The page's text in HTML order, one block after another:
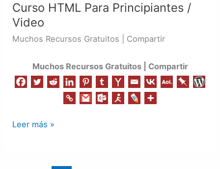
Curso HTML Para Principiantes /
Video
Muchos Recursos Gratuitos | Compartir
Muchos Recursos Gratuitos | Compartir
Para
Principiantes
/
Leer más »